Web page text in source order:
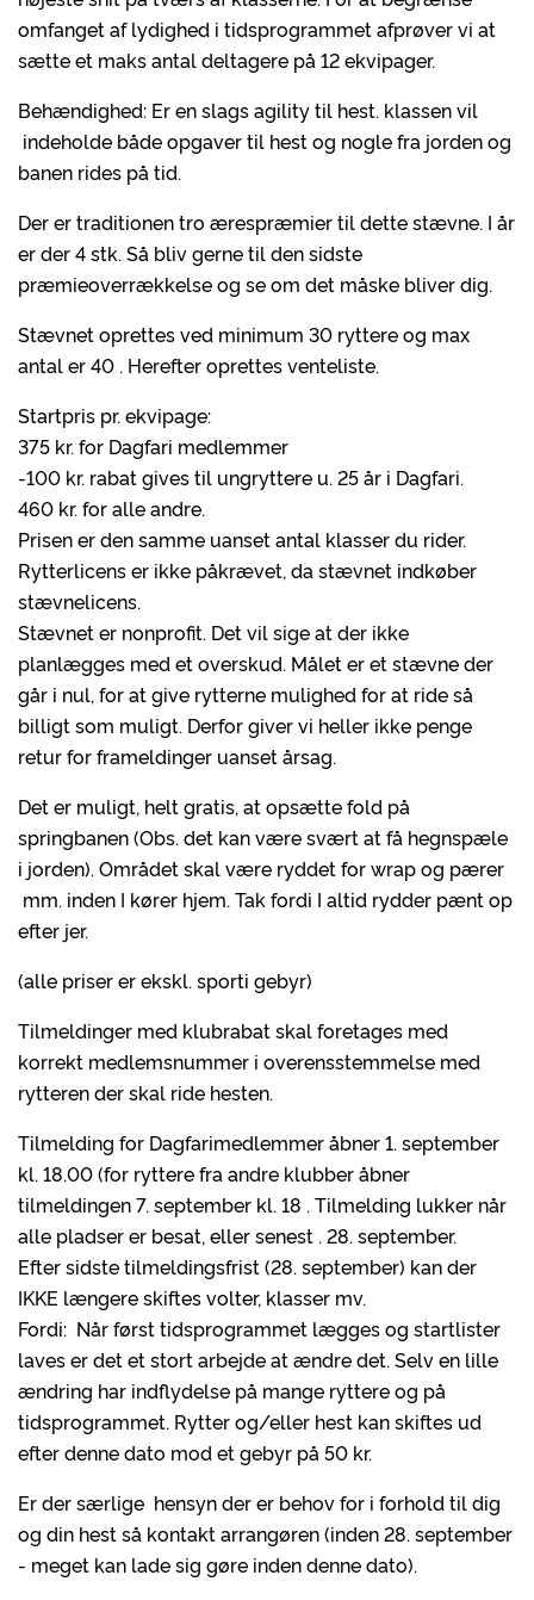
omfanget af lydighed i tidsprogrammet afprøver vi at
sætte et maks antal deltagere på 12 ekvipager.
Behændighed: Er en slags agility til hest. klassen vil
indeholde både opgaver til hest og nogle fra jorden og
banen rides på tid.
Der er traditionen tro ærespræmier til dette stævne. I år
er der 4 stk. Så bliv gerne til den sidste
præmieoverrækkelse og se om det måske bliver dig.
Stævnet oprettes ved minimum 30 ryttere og max
antal er 40 . Herefter oprettes venteliste.
Startpris pr. ekvipage:
375 kr. for Dagfari medlemmer
-100 kr. rabat gives til ungryttere u. 25 år i Dagfari.
460 kr. for alle andre.
Prisen er den samme uanset antal klasser du rider.
Rytterlicens er ikke påkrævet, da stævnet indkøber
stævnelicens.
Stævnet er nonprofit. Det vil sige at der ikke
planlægges med et overskud. Målet er et stævne der
går i nul, for at give rytterne mulighed for at ride så
billigt som muligt. Derfor giver vi heller ikke penge
retur for frameldinger uanset årsag.
Det er muligt, helt gratis, at opsætte fold på
springbanen (Obs. det kan være svært at få hegnspæle
i jorden). Området skal være ryddet for wrap og pærer
mm. inden I kører hjem. Tak fordi I altid rydder pænt op
efter jer.
(alle priser er ekskl. sporti gebyr)
Tilmeldinger med klubrabat skal foretages med
korrekt medlemsnummer i overensstemmelse med
rytteren der skal ride hesten.
Tilmelding for Dagfarimedlemmer åbner 1. september
kl. 18.00 (for ryttere fra andre klubber åbner
tilmeldingen 7. september kl. 18 . Tilmelding lukker når
alle pladser er besat, eller senest . 28. september.
Efter sidste tilmeldingsfrist (28. september) kan der
IKKE længere skiftes volter, klasser mv.
Fordi: Når først tidsprogrammet lægges og startlister
laves er det et stort arbejde at ændre det. Selv en lille
ændring har indflydelse på mange ryttere og på
tidsprogrammet. Rytter og/eller hest kan skiftes ud
efter denne dato mod et gebyr på 50 kr.
Er der særlige hensyn der er behov for i forhold til dig
og din hest så kontakt arrangøren (inden 28. september
- meget kan lade sig gøre inden denne dato).